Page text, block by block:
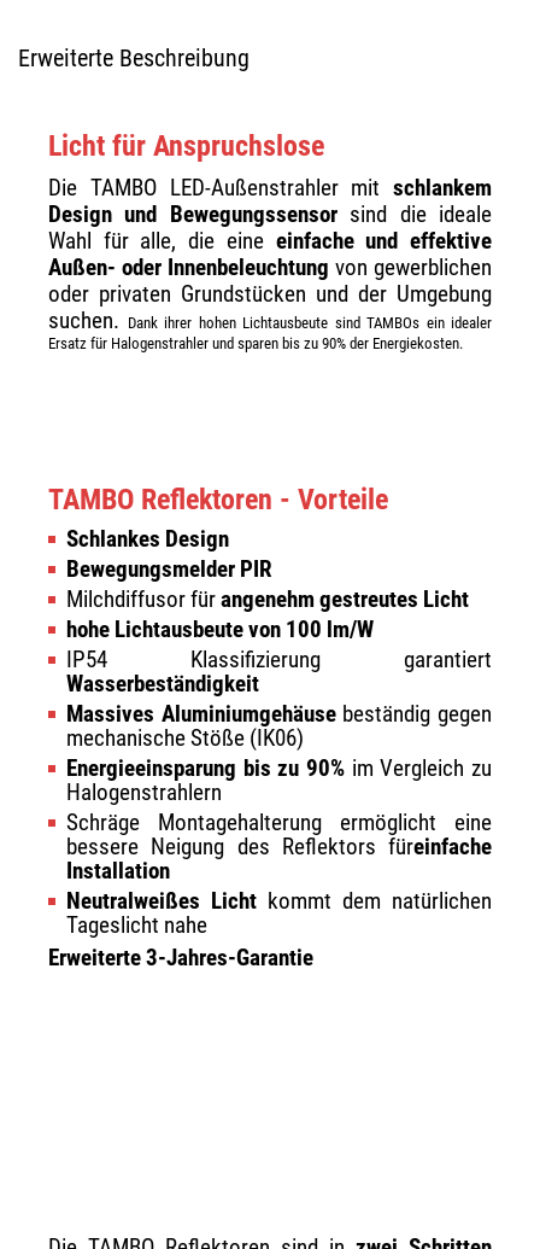
Erweiterte Beschreibung
Licht für Anspruchslose
Die TAMBO LED-Außenstrahler mit schlankem
Design und Bewegungssensorsind die ideale
Wahl für alle, die eine einfache und effektive
Außen- oder Innenbeleuchtung von gewerblichen
oder privaten Grundstücken und der Umgebung
suchen. Dank ihrer hohen Lichtausbeute sind TAMBOs ein idealer
Ersatz für Halogenstrahler und sparen bis zu 90% der Energiekosten.
TAMBO Reflektoren - Vorteile
Schlankes Design
Bewegungsmelder PIR
Milchdiffusor fürangenehm gestreutes Licht
hohe Lichtausbeute von 100 lm/W
IP54 Klassifizierung garantiert
Wasserbeständigkeit
Massives Aluminiumgehäusebeständig gegen
mechanische Stöße (IK06)
Energieeinsparung bis zu 90% im Vergleich zu
Halogenstrahlern
Schräge Montagehalterung ermöglicht eine
bessere Neigung des Reflektors füreinfache
Installation
Neutralweißes Licht kommt dem natürlichen
Tageslicht nahe
Erweiterte 3-Jahres-Garantie